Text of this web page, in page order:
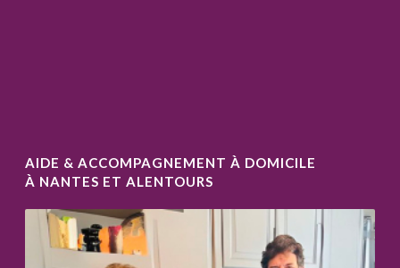
AIDE & ACCOMPAGNEMENT À DOMICILE
À NANTES ET ALENTOURS